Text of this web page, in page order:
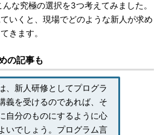
な究極の選択を3つ考えてみました。
いくと、現場でどのような新人が求め
きます。
の記事も
、新人研修としてプログラ
義を受けるのであれば、そ
自分のものにするように心
いでしょう。プログラム言